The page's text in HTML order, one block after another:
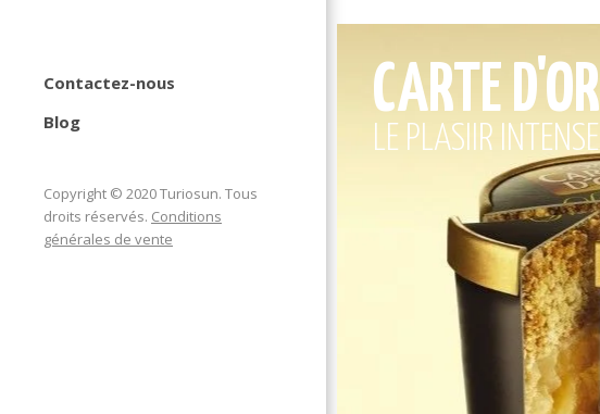
Contactez-nous
Blog
Copyright © 2020 Turiosun. Tous
droits réservés. Conditions
générales de vente
CARTE D'OR
LE PLASIIR INTENSE